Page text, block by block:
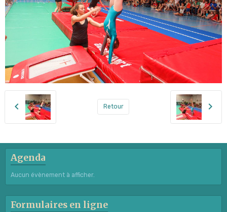
Retour
Agenda
Aucun évènement à afficher.
Formulaires en ligne